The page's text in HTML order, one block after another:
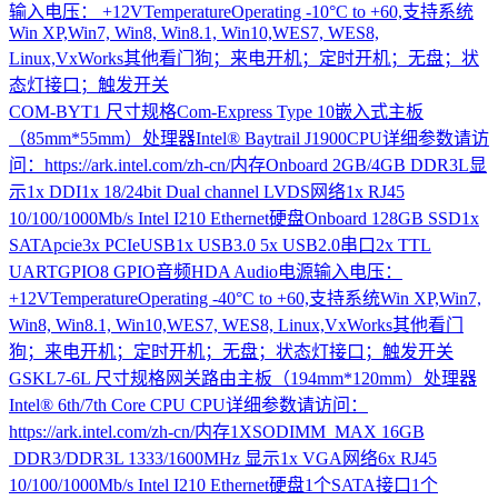
输入电压： +12VTemperatureOperating -10°C to +60,支持系统
Win XP,Win7, Win8, Win8.1, Win10,WES7, WES8,
Linux,VxWorks其他看门狗；来电开机；定时开机；无盘；状
态灯接口；触发开关
COM-BYT1 尺寸规格Com-Express Type 10嵌入式主板
（85mm*55mm）处理器Intel® Baytrail J1900CPU详细参数请访
问：https://ark.intel.com/zh-cn/内存Onboard 2GB/4GB DDR3L显
示1x DDI1x 18/24bit Dual channel LVDS网络1x RJ45
10/100/1000Mb/s Intel I210 Ethernet硬盘Onboard 128GB SSD1x
SATApcie3x PCIeUSB1x USB3.0 5x USB2.0串口2x TTL
UARTGPIO8 GPIO音频HDA Audio电源输入电压：
+12VTemperatureOperating -40°C to +60,支持系统Win XP,Win7,
Win8, Win8.1, Win10,WES7, WES8, Linux,VxWorks其他看门
狗；来电开机；定时开机；无盘；状态灯接口；触发开关
GSKL7-6L 尺寸规格网关路由主板（194mm*120mm）处理器
Intel® 6th/7th Core CPU CPU详细参数请访问：
https://ark.intel.com/zh-cn/内存1XSODIMM MAX 16GB
DDR3/DDR3L 1333/1600MHz 显示1x VGA网络6x RJ45
10/100/1000Mb/s Intel I210 Ethernet硬盘1个SATA接口1个